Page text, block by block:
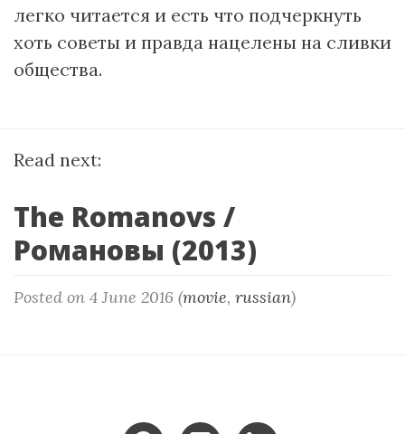
легко читается и есть что подчеркнуть
хоть советы и правда нацелены на сливки
общества.
Read next:
The Romanovs /
Романовы (2013)
Posted on 4 June 2016 (movie, russian)